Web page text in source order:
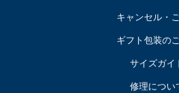
キャンセル・
ギフト包装の
サイズガイ
修理につい